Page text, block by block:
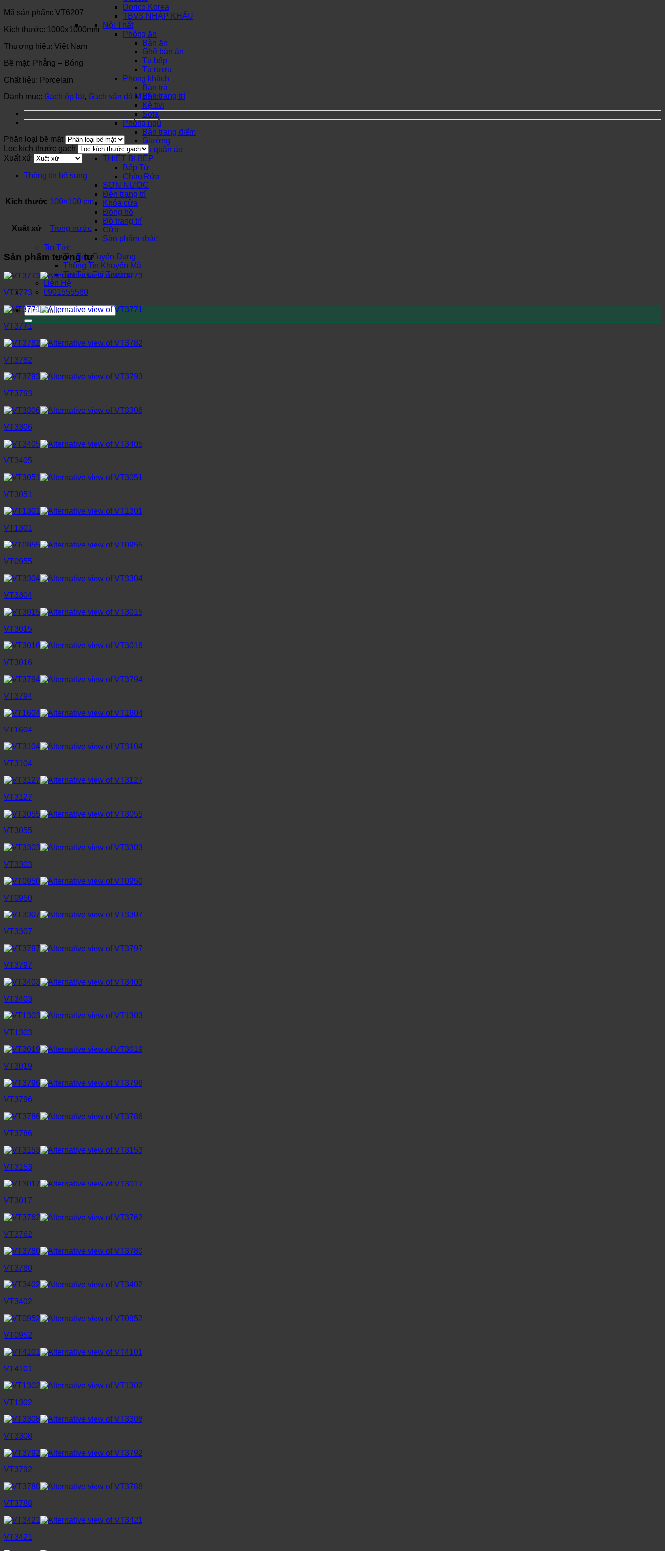
Dorico Korea
TBVS NHẬP KHẨU
Nội Thất
Phòng ăn
Bàn ăn
Ghế bàn ăn
Tủ bếp
Tủ rượu
Phòng khách
Bàn trà
Bàn trang trí
Kệ tivi
Sofa
Phòng ngủ
Bàn trang điểm
Giường
Tủ quần áo
THIẾT BỊ BẾP
Bếp Từ
Chậu Rửa
SƠN NƯỚC
Đèn trang trí
Khóa cửa
Đồng hồ
Đồ trang trí
Cửa
Sản phẩm khác
Tin Tức
Tin Tức Tuyển Dụng
Thông Tin Khuyến Mãi
Tin Tức Thị Trường
Liên Hệ
0901555580
Tìm
kiếm:
Mã sản phẩm: VT6207
Kích thước: 1000x1000mm
Thương hiệu: Việt Nam
Bề mặt: Phẳng – Bóng
Chất liệu: Porcelain
Danh mục: Gạch ốp lát, Gạch vân đá Marble
Phân loại bề mặt
Lọc kích thước gạch
Xuất xứ
Thông tin bổ sung
Kích thước 100×100 cm
Xuất xứ Trong nước
Sản phẩm tương tự
VT3773
VT3771
VT3782
VT3793
VT3306
VT3405
VT3051
VT1301
VT0955
VT3304
VT3015
VT3016
VT3794
VT1604
VT3104
VT3127
VT3055
VT3303
VT0950
VT3307
VT3797
VT3403
VT1303
VT3019
VT3796
VT3786
VT3153
VT3017
VT3762
VT3780
VT3402
VT0952
VT4101
VT1302
VT3308
VT3792
VT3788
VT3421